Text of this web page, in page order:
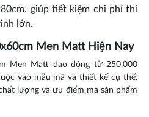
giúp tiết kiệm chi phí thi
lớn.
Men Matt Hiện Nay
Men Matt dao động từ 250,000
vào mẫu mã và thiết kế cụ thể.
lượng và ưu điểm mà sản phẩm